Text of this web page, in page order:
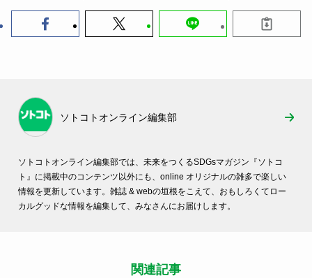
ソトコトオンライン編集部
ソトコトオンライン編集部では、未来をつくるSDGsマガジン『ソトコ
ト』に掲載中のコンテンツ以外にも、online オリジナルの雑多で楽しい
情報を更新しています。雑誌 & webの垣根をこえて、おもしろくてロー
カルグッドな情報を編集して、みなさんにお届けします。
関連記事